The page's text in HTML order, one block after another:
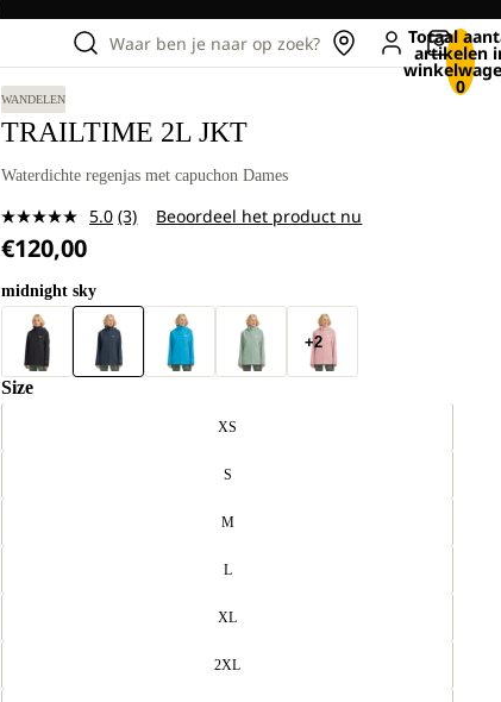
Waar ben je naar op zoek? Totaal
artikelen
0
WANDELEN
TRAILTIME 2L JKT
Waterdichte regenjas met capuchon Dames
5.0 Lees
paginalink.
(3) Beoordeel het product nu
€120,00
midnight sky
+2
Size
XS
S
M
L
XL
2XL